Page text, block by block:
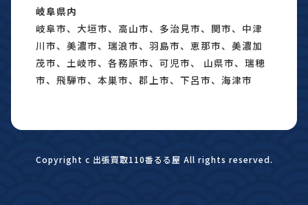
岐阜県内
岐阜市、大垣市、高山市、多治見市、関市、中津
川市、美濃市、瑞浪市、羽島市、恵那市、美濃加
茂市、土岐市、各務原市、可児市、 山県市、瑞穂
市、飛騨市、本巣市、郡上市、下呂市、海津市
Copyright c 出張買取110番るる屋 All rights reserved.